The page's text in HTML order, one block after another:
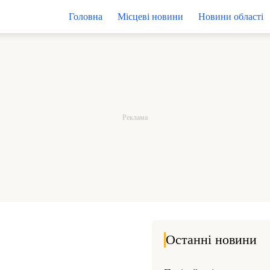
Головна Місцеві новини Новини області
Останні новини